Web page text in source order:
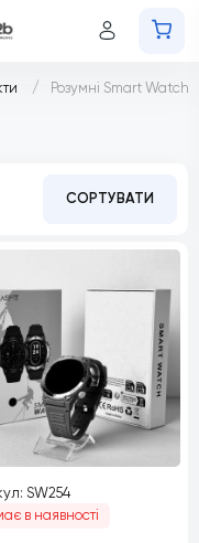
Розумні Smart Watch
СОРТУВАТИ
SW254
в наявності